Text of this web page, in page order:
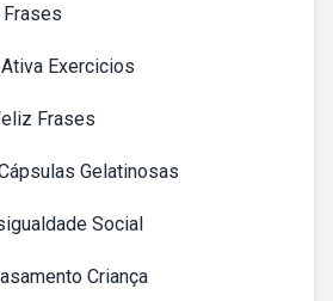
Exercicios
Frases
Gelatinosas
Social
Criança